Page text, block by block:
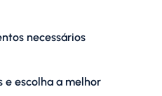
necessários
e escolha a melhor